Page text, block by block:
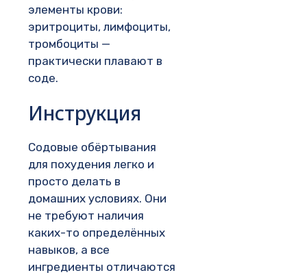
элементы крови:
эритроциты, лимфоциты,
тромбоциты —
практически плавают в
соде.
Инструкция
Содовые обёртывания
для похудения легко и
просто делать в
домашних условиях. Они
не требуют наличия
каких-то определённых
навыков, а все
ингредиенты отличаются